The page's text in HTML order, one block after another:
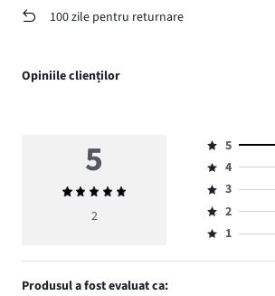
100 zile pentru returnare
Opiniile clienților
5
Evaluarea
medie
2
Evaluare
5,
numărul
de
voturi
2.
5
Evaluare
4,
numărul
de
0.
4
Evaluare
3,
numărul
3
Evaluare
2,
2
Evaluare
1,
1
Produsul a fost evaluat ca: